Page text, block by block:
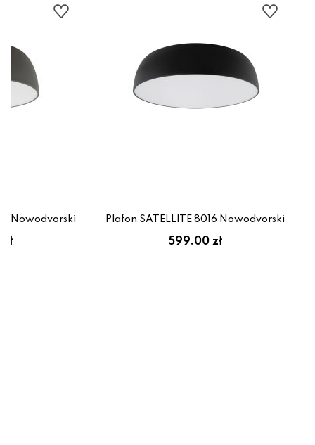
Nowodvorski Plafon SATELLITE 8016 Nowodvorski
599.00 zł